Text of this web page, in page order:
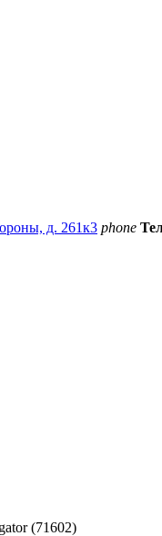
д. 261к3 phone
(71602)